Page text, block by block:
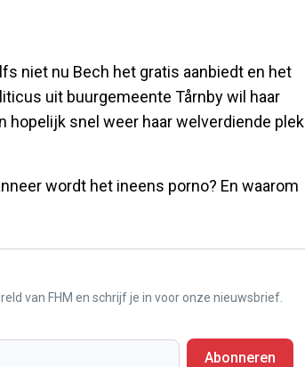
niet nu Bech het gratis aanbiedt en het
uit buurgemeente Tårnby wil haar
hopelijk snel weer haar welverdiende plek
wordt het ineens porno? En waarom
van FHM en schrijf je in voor onze nieuwsbrief.
Abonneren